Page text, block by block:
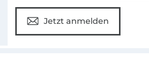
Jetzt anmelden